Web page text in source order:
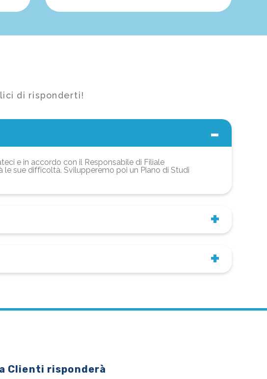
di risponderti!
e in accordo con il Responsabile di Filiale
sue difficoltà. Svilupperemo poi un Piano di Studi
Clienti risponderà